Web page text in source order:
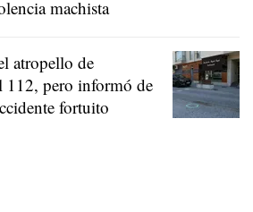
machista
atropello de
112, pero informó de
fortuito